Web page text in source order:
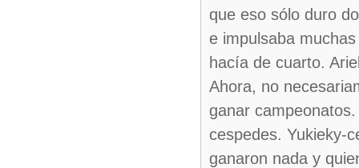
que eso sólo duro
e impulsaba
hacía de cuarto.
Ahora, no
ganar
cespedes. Yukieky-
ganaron nada y